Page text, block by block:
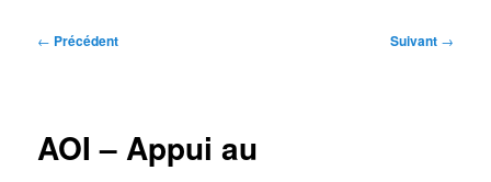
Navigation
← Précédent Suivant →
AOI – Appui au